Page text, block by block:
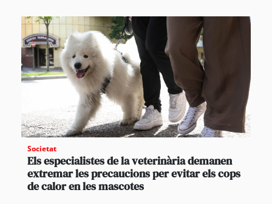
Societat
Els especialistes de la veterinària demanen
extremar les precaucions per evitar els cops
de calor en les mascotes